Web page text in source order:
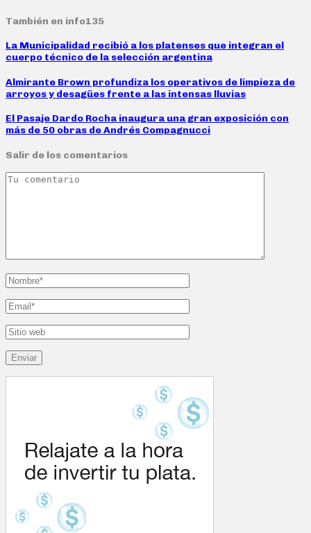
También en info135
La Municipalidad recibió a los platenses que integran el
cuerpo técnico de la selección argentina
Almirante Brown profundiza los operativos de limpieza de
arroyos y desagües frente a las intensas lluvias
El Pasaje Dardo Rocha inaugura una gran exposición con
más de 50 obras de Andrés Compagnucci
Salir de los comentarios